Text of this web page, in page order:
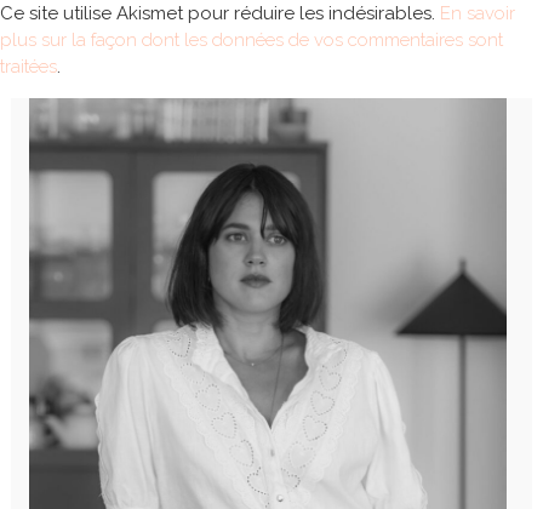
Ce site utilise Akismet pour réduire les indésirables. En savoir
plus sur la façon dont les données de vos commentaires sont
traitées.